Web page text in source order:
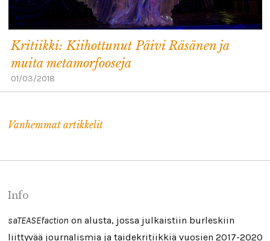
Kritiikki: Kiihottunut Päivi Räsänen ja
muita metamorfooseja
01/03/2018
Vanhemmat artikkelit
Info
saTEASEfaction on alusta, jossa julkaistiin burleskiin
liittyvää journalismia ja taidekritiikkiä vuosien 2017-2020